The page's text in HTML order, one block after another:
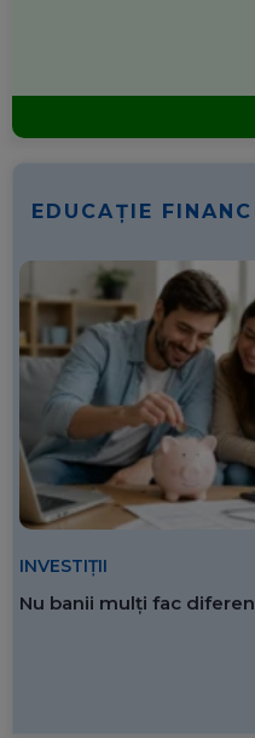
EDUCAȚIE
INVESTIȚII
Nu banii mulți fac